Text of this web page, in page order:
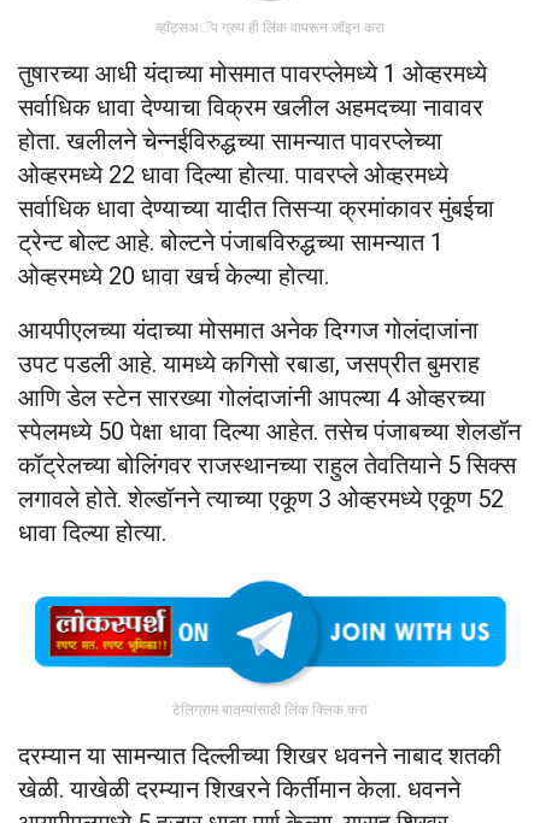
व्हॉट्सअॅप ग्रुप ही लिंक वापरून जॉइन करा
तुषारच्या आधी यंदाच्या मोसमात पावरप्लेमध्ये 1 ओव्हरमध्ये
सर्वाधिक धावा देण्याचा विक्रम खलील अहमदच्या नावावर
होता. खलीलने चेन्नईविरुद्धच्या सामन्यात पावरप्लेच्या
ओव्हरमध्ये 22 धावा दिल्या होत्या. पावरप्ले ओव्हरमध्ये
सर्वाधिक धावा देण्याच्या यादीत तिसऱ्या क्रमांकावर मुंबईचा
ट्रेन्ट बोल्ट आहे. बोल्टने पंजाबविरुद्धच्या सामन्यात 1
ओव्हरमध्ये 20 धावा खर्च केल्या होत्या.
आयपीएलच्या यंदाच्या मोसमात अनेक दिग्गज गोलंदाजांना
उपट पडली आहे. यामध्ये कगिसो रबाडा, जसप्रीत बुमराह
आणि डेल स्टेन सारख्या गोलंदाजांनी आपल्या 4 ओव्हरच्या
स्पेलमध्ये 50 पेक्षा धावा दिल्या आहेत. तसेच पंजाबच्या शेलडॉन
कॉट्रेलच्या बोलिंगवर राजस्थानच्या राहुल तेवतियाने 5 सिक्स
लगावले होते. शेल्डॉनने त्याच्या एकूण 3 ओव्हरमध्ये एकूण 52
धावा दिल्या होत्या.
टेलिग्राम बातम्यांसाठी लिंक क्लिक करा
दरम्यान या सामन्यात दिल्लीच्या शिखर धवनने नाबाद शतकी
खेळी. याखेळी दरम्यान शिखरने किर्तीमान केला. धवनने